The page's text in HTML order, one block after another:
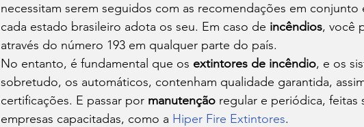
necessitam serem seguidos com as recomendações em conjunto
cada estado brasileiro adota os seu. Em caso de incêndios, você
através do número 193 em qualquer parte do país.
No entanto, é fundamental que os extintores de incêndio, e os
sobretudo, os automáticos, contenham qualidade garantida,
certificações. E passar por manutenção regular e periódica, feitas
empresas capacitadas, como a Hiper Fire Extintores.